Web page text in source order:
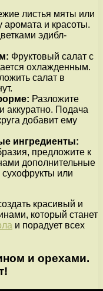
листья мяты или
аромата и красоты.
эдибл-
Фруктовый салат с
охлажденным.
салат в
Разложите
аккуратно. Подача
добавит ему
ингредиенты:
предложите к
дополнительные
сухофрукты или
красивый и
который станет
и порадует всех
и орехами.